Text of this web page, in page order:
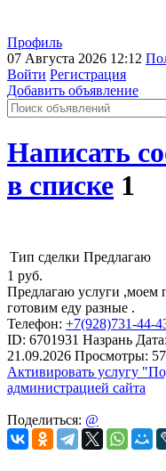
Профиль
07 Августа 2026 12:12
Войти Регистрация
Добавить объявление
Написать
в списке 1
Тип сделки Предлагаю
1 руб.
Предлагаю услуги ,моем
готовим еду разные .
Телефон: +7(928)731-44-
ID: 6701931 Назрань Дата:
21.09.2026 Просмотры:
Активировать услугу
администрацией сайта
Поделиться: @